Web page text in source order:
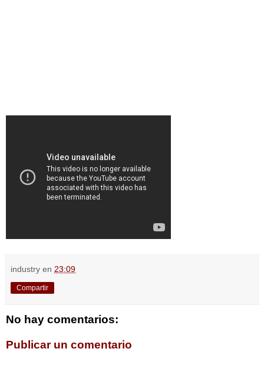
industry en 23:09
Compartir
No hay comentarios:
Publicar un comentario